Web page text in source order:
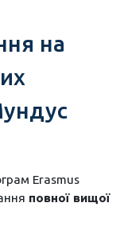
на
Erasmus
повної вищої